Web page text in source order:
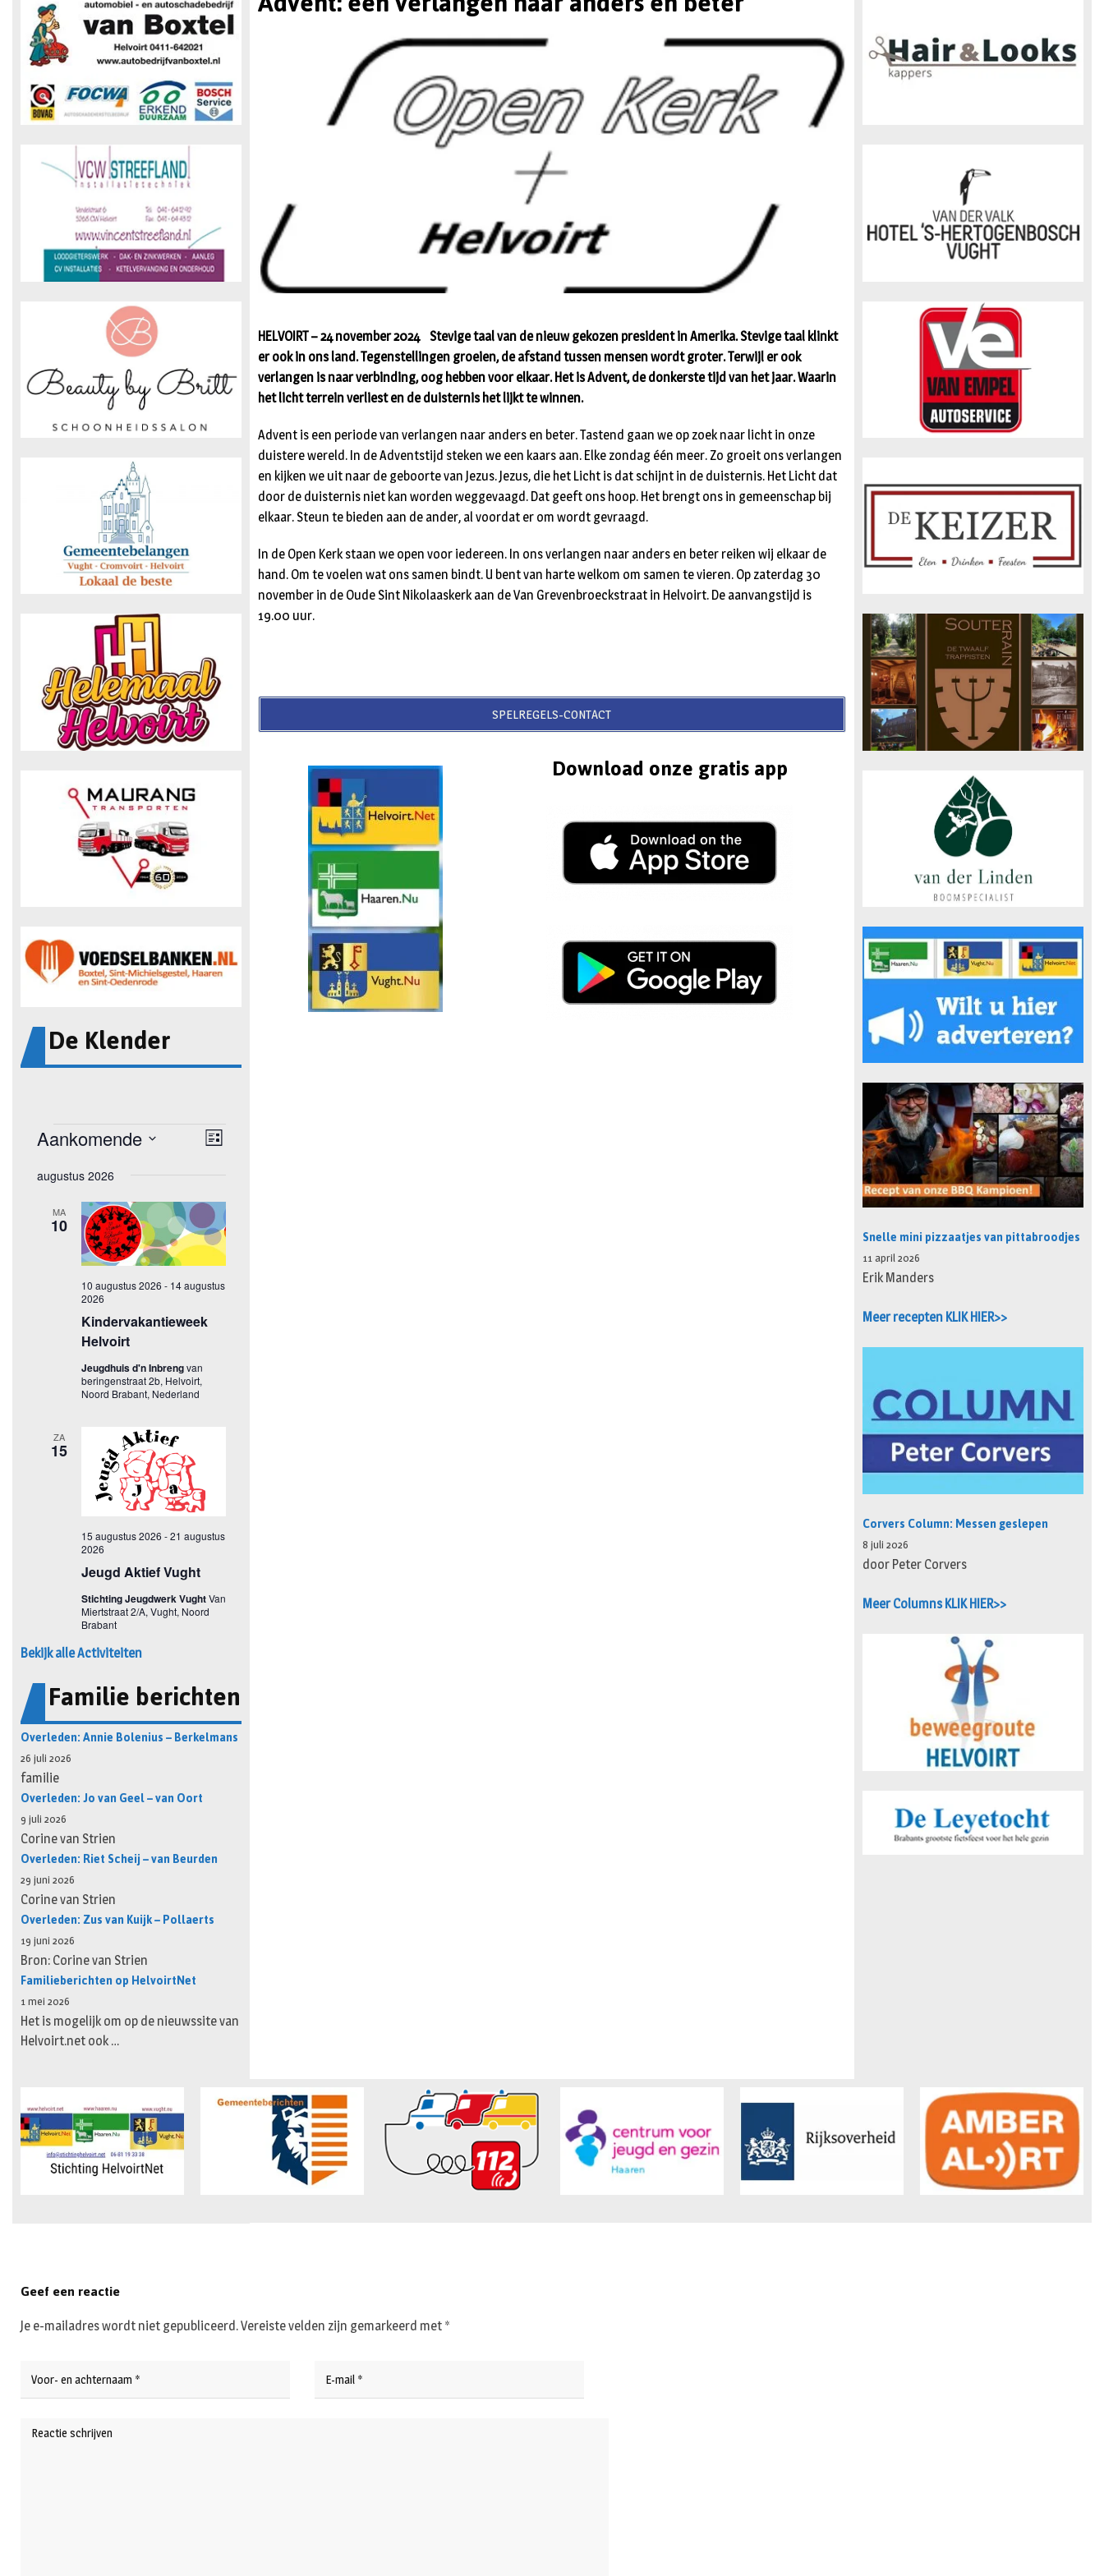
De Klender
Bekijk alle Activiteiten
Familie berichten
Overleden: Annie Bolenius – Berkelmans
26 juli 2026
familie
Overleden: Jo van Geel – van Oort
9 juli 2026
Corine van Strien
Overleden: Riet Scheij – van Beurden
29 juni 2026
Corine van Strien
Overleden: Zus van Kuijk – Pollaerts
19 juni 2026
Bron: Corine van Strien
Familieberichten op HelvoirtNet
1 mei 2026
Het is mogelijk om op de nieuwssite van
Helvoirt.net ook …
HELVOIRT – 24 november 2024 Stevige taal van de nieuw gekozen president in Amerika. Stevige taal klinkt
er ook in ons land. Tegenstellingen groeien, de afstand tussen mensen wordt groter. Terwijl er ook
verlangen is naar verbinding, oog hebben voor elkaar. Het is Advent, de donkerste tijd van het jaar. Waarin
het licht terrein verliest en de duisternis het lijkt te winnen.
Advent is een periode van verlangen naar anders en beter. Tastend gaan we op zoek naar licht in onze
duistere wereld. In de Adventstijd steken we een kaars aan. Elke zondag één meer. Zo groeit ons verlangen
en kijken we uit naar de geboorte van Jezus. Jezus, die het Licht is dat schijnt in de duisternis. Het Licht dat
door de duisternis niet kan worden weggevaagd. Dat geeft ons hoop. Het brengt ons in gemeenschap bij
elkaar. Steun te bieden aan de ander, al voordat er om wordt gevraagd.
In de Open Kerk staan we open voor iedereen. In ons verlangen naar anders en beter reiken wij elkaar de
hand. Om te voelen wat ons samen bindt. U bent van harte welkom om samen te vieren. Op zaterdag 30
november in de Oude Sint Nikolaaskerk aan de Van Grevenbroeckstraat in Helvoirt. De aanvangstijd is
19.00 uur.
SPELREGELS-CONTACT
Download onze gratis app
Snelle mini pizzaatjes van pittabroodjes
11 april 2026
Erik Manders
Meer recepten KLIK HIER>>
Corvers Column: Messen geslepen
8 juli 2026
door Peter Corvers
Meer Columns KLIK HIER>>
Geef een reactie
Je e-mailadres wordt niet gepubliceerd.Vereiste velden zijn gemarkeerd met *